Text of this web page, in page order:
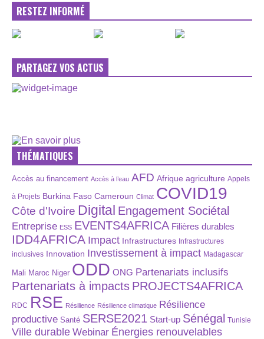
RESTEZ INFORMÉ
PARTAGEZ VOS ACTUS
THÉMATIQUES
Accès au financement Accès à l’eau AFD Afrique agriculture Appels
à Projets Burkina Faso Cameroun Climat COVID19
Côte d'Ivoire Digital Engagement Sociétal
Entreprise ESS EVENTS4AFRICA Filières durables
IDD4AFRICA Impact Infrastructures Infrastructures
inclusives Innovation Investissement à impact Madagascar
Mali Maroc Niger ODD ONG Partenariats inclusifs
Partenariats à impacts PROJECTS4AFRICA
RDC RSE Résilience Résilience climatique Résilience
productive Santé SERSE2021 Start-up Sénégal Tunisie
Ville durable Webinar Énergies renouvelables